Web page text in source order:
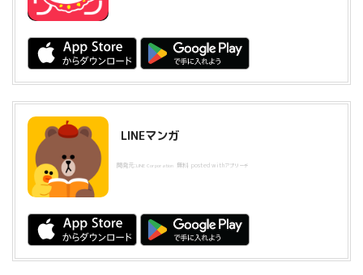
LINEマンガ
開発元:LINE Corporation 無料 posted withアプリーチ